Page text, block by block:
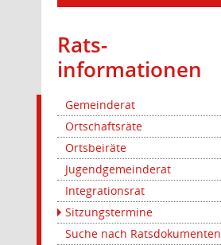
Rats­
informationen
Gemeinderat
Ortschaftsräte
Ortsbeiräte
Jugendgemeinderat
Integrationsrat
Sitzungstermine
Suche nach Ratsdokumenten